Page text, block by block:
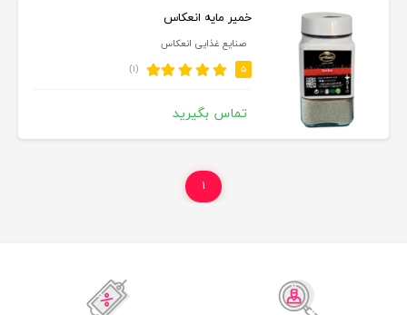
خمیر مایه انعکاس
صنایع غذایی انعکاس
۵ (۱)
تماس بگیرید
۱